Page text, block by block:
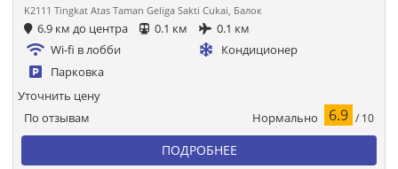
K2111 Tingkat Atas Taman Geliga Sakti Cukai, Балок
6.9 км до центра 0.1 км
0.1 км
Wi-fi в лобби
Кондиционер
Парковка
По отзывам Нормально 6.9 / 10
Уточнить цену
ПОДРОБНЕЕ